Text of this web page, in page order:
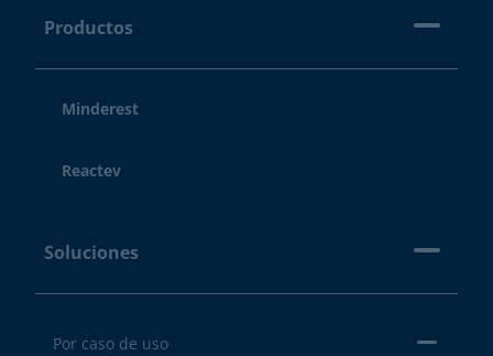
Productos
Minderest
Reactev
Soluciones
Por caso de uso